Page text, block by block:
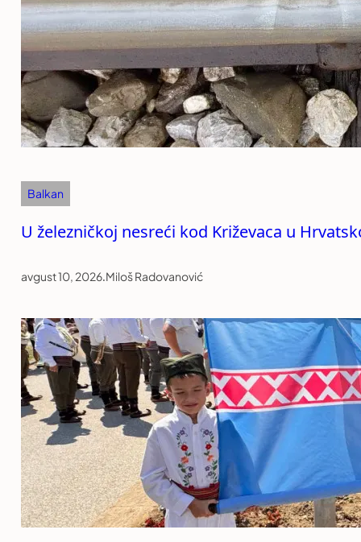
Balkan
U železničkoj nesreći kod Križevaca u
avgust 10, 2026.Miloš Radovanović